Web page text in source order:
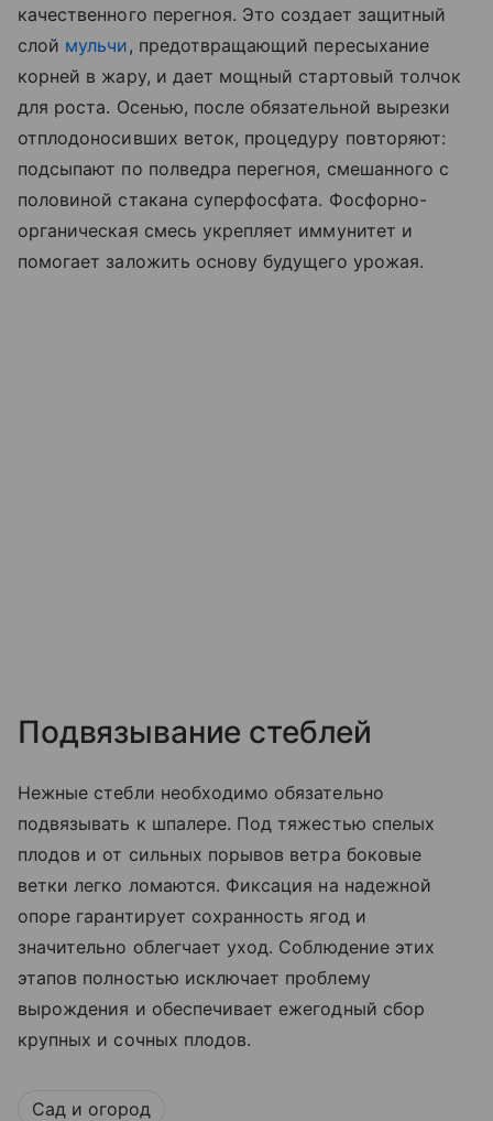
качественного перегноя. Это создает защитный
слой мульчи , предотвращающий пересыхание
корней в жару, и дает мощный стартовый толчок
для роста. Осенью, после обязательной вырезки
отплодоносивших веток, процедуру повторяют:
подсыпают по полведра перегноя, смешанного с
половиной стакана суперфосфата. Фосфорно-
органическая смесь укрепляет иммунитет и
помогает заложить основу будущего урожая.
Подвязывание стеблей
Нежные стебли необходимо обязательно
подвязывать к шпалере. Под тяжестью спелых
плодов и от сильных порывов ветра боковые
ветки легко ломаются. Фиксация на надежной
опоре гарантирует сохранность ягод и
значительно облегчает уход. Соблюдение этих
этапов полностью исключает проблему
вырождения и обеспечивает ежегодный сбор
крупных и сочных плодов.
Сад и огород